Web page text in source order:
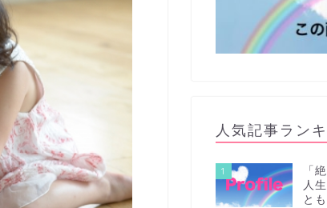
人気記事ラン
1
「
人
と